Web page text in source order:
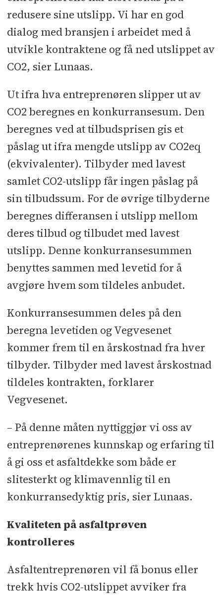
redusere sine utslipp. Vi har en god
dialog med bransjen i arbeidet med å
utvikle kontraktene og få ned utslippet av
CO2, sier Lunaas.
Ut ifra hva entreprenøren slipper ut av
CO2 beregnes en konkurransesum. Den
beregnes ved at tilbudsprisen gis et
påslag ut ifra mengde utslipp av CO2eq
(ekvivalenter). Tilbyder med lavest
samlet CO2-utslipp får ingen påslag på
sin tilbudssum. For de øvrige tilbyderne
beregnes differansen i utslipp mellom
deres tilbud og tilbudet med lavest
utslipp. Denne konkurransesummen
benyttes sammen med levetid for å
avgjøre hvem som tildeles anbudet.
Konkurransesummen deles på den
beregna levetiden og Vegvesenet
kommer frem til en årskostnad fra hver
tilbyder. Tilbyder med lavest årskostnad
tildeles kontrakten, forklarer
Vegvesenet.
– På denne måten nyttiggjør vi oss av
entreprenørenes kunnskap og erfaring til
å gi oss et asfaltdekke som både er
slitesterkt og klimavennlig til en
konkurransedyktig pris, sier Lunaas.
Kvaliteten på asfaltprøven
kontrolleres
Asfaltentreprenøren vil få bonus eller
trekk hvis CO2-utslippet avviker fra